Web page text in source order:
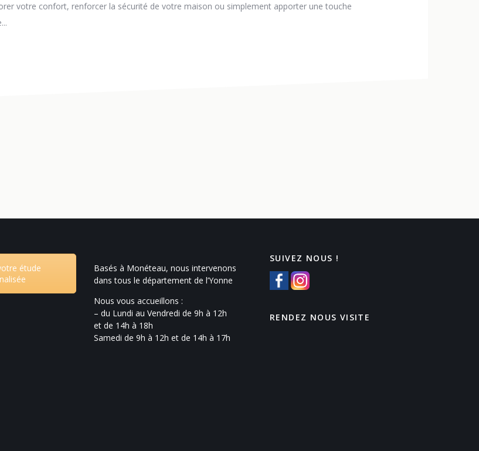
votre confort, renforcer la sécurité de votre maison ou simplement apporter une touche
étude
Basés à Monéteau, nous intervenons
dans tous le département de l’Yonne
Nous vous accueillons :
– du Lundi au Vendredi de 9h à 12h
et de 14h à 18h
Samedi de 9h à 12h et de 14h à 17h
SUIVEZ NOUS !
RENDEZ NOUS VISITE